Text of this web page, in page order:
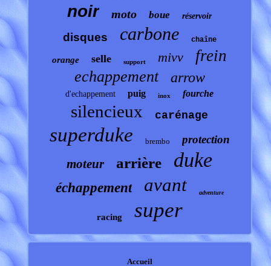
noir moto boue réservoir
disques carbone chaîne
orange selle support mivv frein
echappement arrow
d'echappement puig inox fourche
silencieux carénage
superduke brembo protection
moteur arrière duke
échappement avant adventure
racing super
Accueil